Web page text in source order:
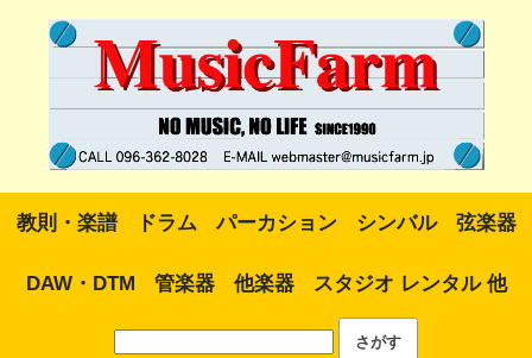
教則・楽譜 ドラム パーカション シンバル 弦楽器
DAW・DTM 管楽器 他楽器 スタジオ レンタル 他